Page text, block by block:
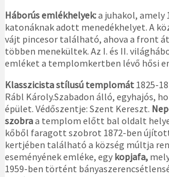
Háborús emlékhelyek:a juhakol, amely
katonáknak adott menedékhelyet. A
vájt pincesor található, ahova a front
többen menekültek. Az I. és II.
emléket a templomkertben lévő hősi
Klasszicista stílusú templomát 1825-
Rábl Károly.Szabadon álló, egyhajós,
épület. Védőszentje: Szent Kereszt.
szobraa templom előtt bal oldalt
kőből faragott szobrot 1872-ben
kertjében található a község múltja
eseményének emléke, egy kopjafa,
1959-ben történt